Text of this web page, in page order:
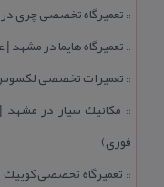
:: تعمیرگاه تخصصی چری در مشهد | ۱۰ سال
:: تعمیرگاه هایما در
:: تعمیرات تخصصی
:: مكانیك سیار در
فوری)
::